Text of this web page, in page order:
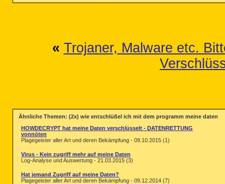
« Trojaner, Malware etc.
Ähnliche Themen: (2x) wie entschlüßel ich mit dem programm meine daten
HOWDECRYPT hat meine Daten verschlüsselt - DATENRETTUNG
vonnöten
Plagegeister aller Art und deren Bekämpfung - 09.10.2015 (1)
Virus - Kein zugriff mehr auf meine Daten
Log-Analyse und Auswertung - 21.03.2015 (3)
Hat jemand Zugriff auf meine Daten?
Plagegeister aller Art und deren Bekämpfung - 09.12.2014 (7)